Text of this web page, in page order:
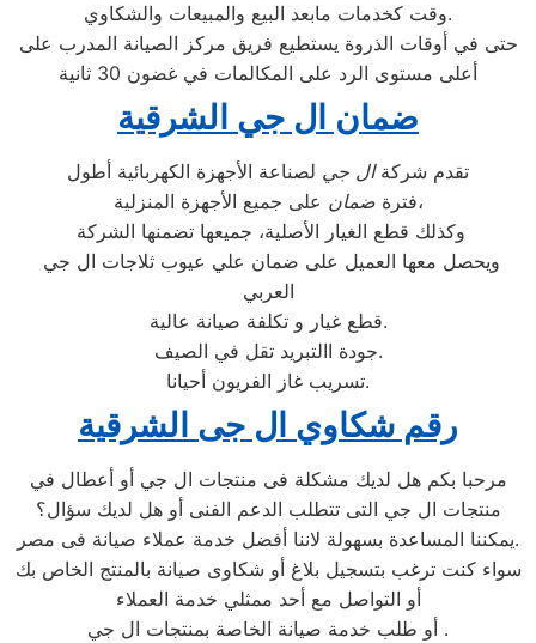
وقت كخدمات مابعد البيع والمبيعات والشكاوي.
حتى في أوقات الذروة يستطيع فريق مركز الصيانة المدرب على
أعلى مستوى الرد على المكالمات في غضون 30 ثانية
ضمان ال جي الشرقية
تقدم شركةال جي لصناعة الأجهزة الكهربائية أطول
فترةضمان
على جميع الأجهزة المنزلية،
وكذلك قطع الغيار الأصلية، جميعها تضمنها الشركة
العربي
قطع غيار و تكلفة صيانة عالية.
جودة االتبريد تقل في الصيف.
تسريب غاز الفريون أحيانا.
رقم شكاوي ال جى الشرقية
مرحبا بكم هل لديك مشكلة فى منتجات ال جي أو أعطال في
منتجات ال جي التى تتطلب الدعم الفنى أو هل لديك سؤال؟
يمكننا المساعدة بسهولة لاننا أفضل خدمة عملاء صيانة فى مصر.
سواء كنت ترغب بتسجيل بلاغ أو شكاوى صيانة بالمنتج الخاص بك
أو التواصل مع أحد ممثلي خدمة العملاء
أو طلب خدمة صيانة الخاصة بمنتجات ال جي .